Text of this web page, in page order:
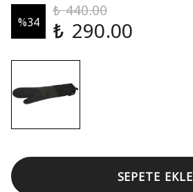
%34
₺ 440.00
₺ 290.00
SEPETE EKLE